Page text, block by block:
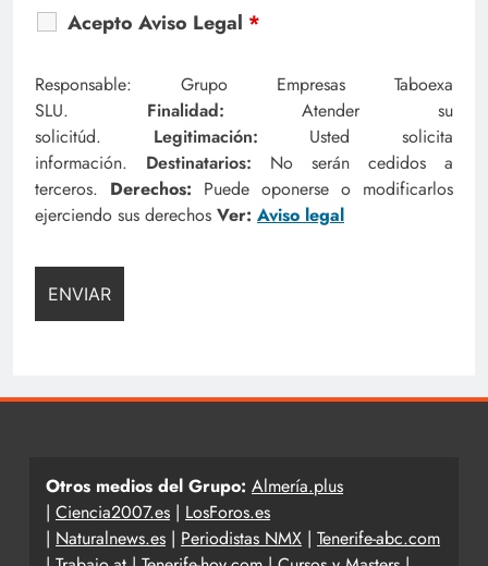
Acepto Aviso Legal *
Responsable: Grupo Empresas Taboexa
SLU. Finalidad:Atender su
solicitúd. Legitimación: Usted solicita
información. Destinatarios: No serán cedidos a
terceros. Derechos: Puede oponerse o modificarlos
ejerciendo sus derechos Ver: Aviso legal
Otros medios del Grupo: Almería.plus
| Ciencia2007.es | LosForos.es
| Naturalnews.es | Periodistas NMX | Tenerife-abc.com